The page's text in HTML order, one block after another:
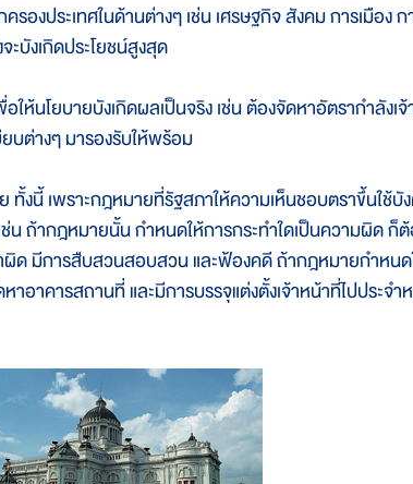
ประเทศในด้านต่างๆ เช่น เศรษฐกิจ สังคม การเมือง
ะบังเกิดประโยชน์สูงสุด
โยบายบังเกิดผลเป็นจริง เช่น ต้องจัดหาอัตรากำลังเ
ยบต่างๆ มารองรับให้พร้อม
นี้ เพราะกฎหมายที่รัฐสภาให้ความเห็นชอบตราขึ้นใช้บั
น ถ้ากฎหมายนั้น กำหนดให้การกระทำใดเป็นความผิด ก็
ผิด มีการสืบสวนสอบสวน และฟ้องคดี ถ้ากฎหมายกำหน
าอาคารสถานที่ และมีการบรรจุแต่งตั้งเจ้าหน้าที่ไปประจ